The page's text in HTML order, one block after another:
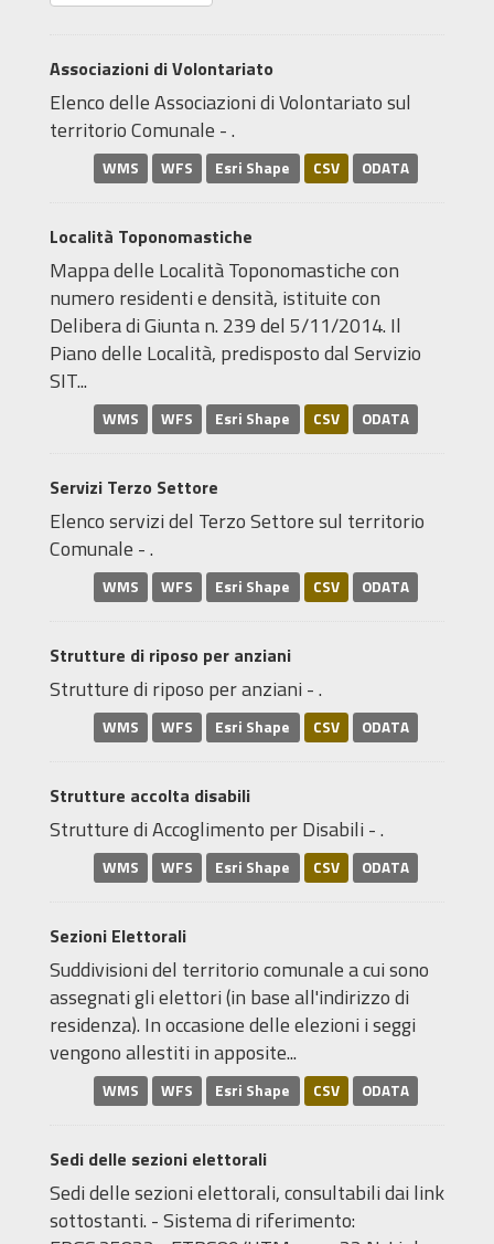
Associazioni di Volontariato
Elenco delle Associazioni di Volontariato sul
territorio Comunale - .
WMS WFS Esri Shape CSV ODATA
Località Toponomastiche
Mappa delle Località Toponomastiche con
numero residenti e densità, istituite con
Delibera di Giunta n. 239 del 5/11/2014. Il
Piano delle Località, predisposto dal Servizio
SIT...
WMS WFS Esri Shape CSV ODATA
Servizi Terzo Settore
Elenco servizi del Terzo Settore sul territorio
Comunale - .
WMS WFS Esri Shape CSV ODATA
Strutture di riposo per anziani
Strutture di riposo per anziani - .
WMS WFS Esri Shape CSV ODATA
Strutture accolta disabili
Strutture di Accoglimento per Disabili - .
WMS WFS Esri Shape CSV ODATA
Sezioni Elettorali
Suddivisioni del territorio comunale a cui sono
assegnati gli elettori (in base all'indirizzo di
residenza). In occasione delle elezioni i seggi
vengono allestiti in apposite...
WMS WFS Esri Shape CSV ODATA
Sedi delle sezioni elettorali
Sedi delle sezioni elettorali, consultabili dai link
sottostanti. - Sistema di riferimento: